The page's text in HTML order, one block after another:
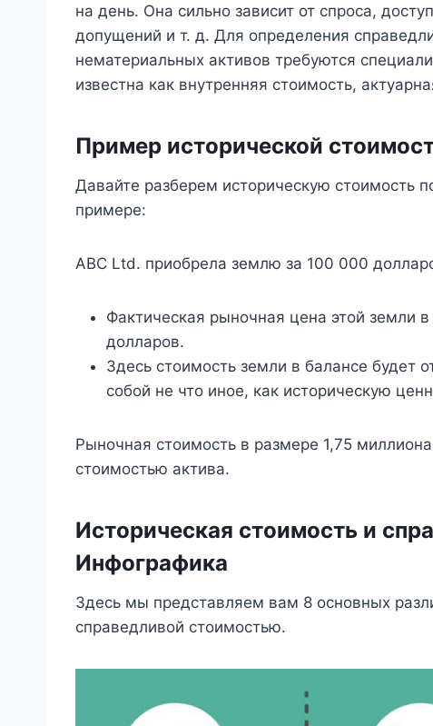
на день. Она сильно зависит от спроса,
допущений и т. д. Для определения
нематериальных активов требуются
известна как внутренняя стоимость,
Пример исторической
Давайте разберем историческую стоимость
примере:
ABC Ltd. приобрела землю за 100 000
Фактическая рыночная цена этой земли
долларов.
Здесь стоимость земли в балансе будет
собой не что иное, как историческую
Рыночная стоимость в размере 1,75
стоимостью актива.
Историческая стоимость и
Инфографика
Здесь мы представляем вам 8 основных
справедливой стоимостью.